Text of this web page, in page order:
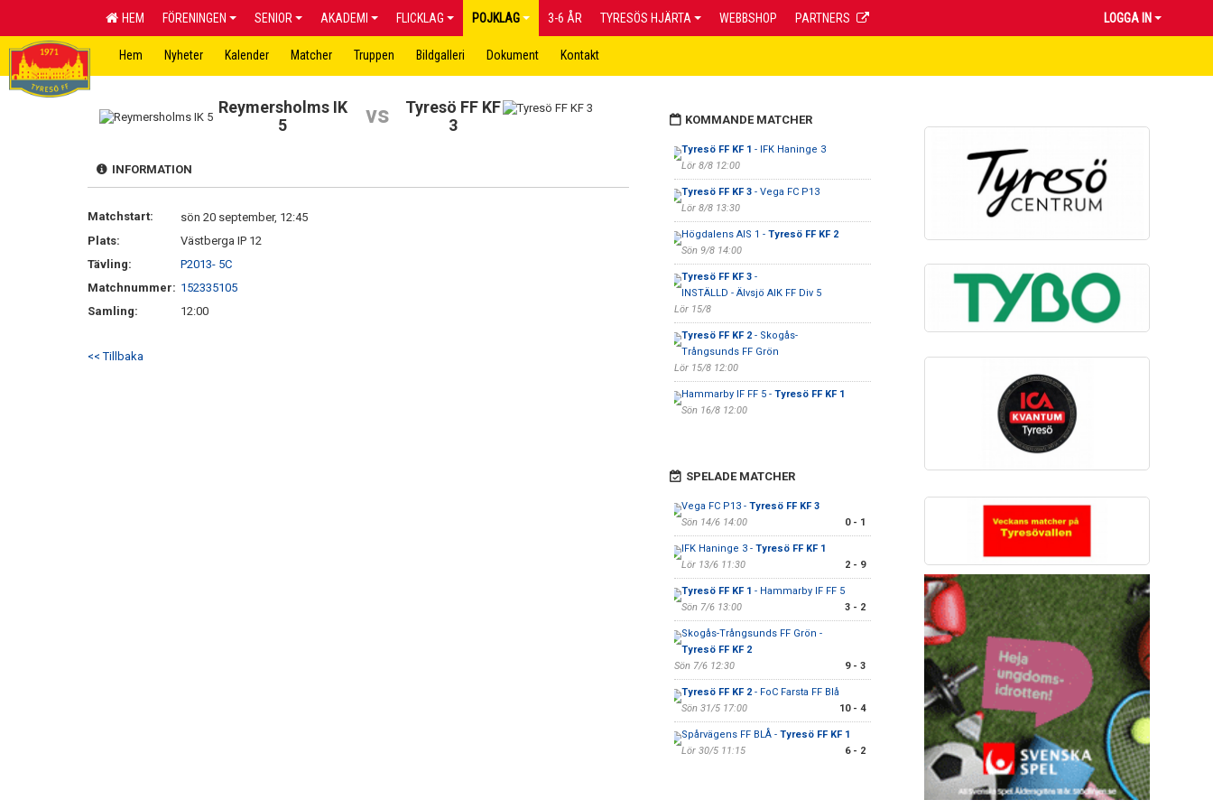
HEM FÖRENINGEN SENIOR AKADEMI FLICKLAG POJKLAG 3-6 ÅR TYRESÖS HJÄRTA WEBBSHOP PARTNERS LOGGA IN
Hem Nyheter Kalender Matcher Truppen Bildgalleri Dokument Kontakt
Reymersholms IK
5
vs
Tyresö FF KF
3
INFORMATION
Matchstart:
sön 20 september, 12:45
Plats:
Västberga IP 12
Tävling:
P2013- 5C
Matchnummer: 152335105
Samling:
12:00
<< Tillbaka
KOMMANDE MATCHER
Tyresö FF KF 1 - IFK Haninge 3
Lör 8/8 12:00
Tyresö FF KF 3- Vega FC P13
Lör 8/8 13:30
Högdalens AIS 1 - Tyresö FF KF 2
Sön 9/8 14:00
Tyresö FF KF 3-
INSTÄLLD - Älvsjö AIK FF Div 5
Lör 15/8
Tyresö FF KF 2- Skogås-
Trångsunds FF Grön
Lör 15/8 12:00
Hammarby IF FF 5 - Tyresö FF KF 1
Sön 16/8 12:00
SPELADE MATCHER
Vega FC P13 - Tyresö FF KF 3
Sön 14/6 14:00
0 - 1
IFK Haninge 3 - Tyresö FF KF 1
Lör 13/6 11:30
2 - 9
Tyresö FF KF 1 - Hammarby IF FF 5
Sön 7/6 13:00
3 - 2
Skogås-Trångsunds FF Grön -
Tyresö FF KF 2
Sön 7/6 12:30
9 - 3
Tyresö FF KF 2- FoC Farsta FF Blå
Sön 31/5 17:00
10 - 4
Spårvägens FF BLÅ - Tyresö FF KF 1
Lör 30/5 11:15
6 - 2